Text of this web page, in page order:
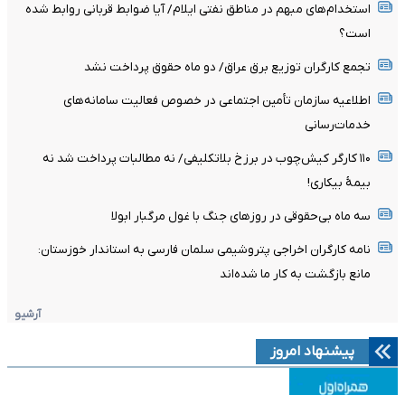
استخدام‌های مبهم در مناطق نفتی ایلام/ آیا ضوابط قربانی روابط شده
است؟
تجمع کارگران توزیع برق عراق/ دو ماه حقوق پرداخت نشد
اطلاعیه سازمان تأمین اجتماعی در خصوص فعالیت سامانه‌های
خدمات‌رسانی
۱۱۰ کارگر کیش‌چوب در برزخ بلاتکلیفی/ نه مطالبات پرداخت شد نه
بیمۀ بیکاری!
سه ماه بی‌حقوقی در روزهای جنگ با غول مرگبار ابولا
نامه کارگران اخراجی پتروشیمی سلمان فارسی به استاندار خوزستان:
مانع بازگشت به کار ما شده‌اند
آرشیو
پیشنهاد امروز